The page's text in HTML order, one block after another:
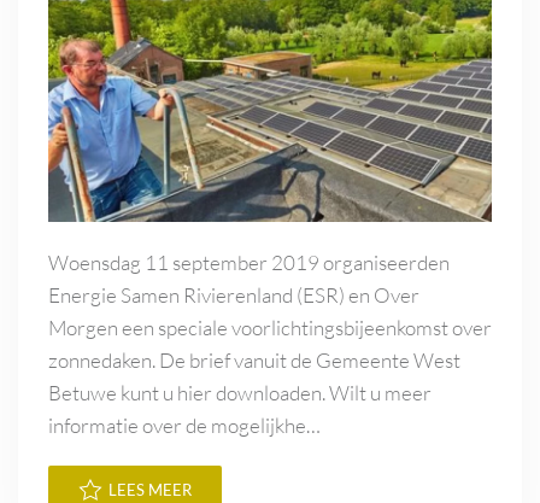
Woensdag 11 september 2019 organiseerden
Energie Samen Rivierenland (ESR) en Over
Morgen een speciale voorlichtingsbijeenkomst over
zonnedaken. De brief vanuit de Gemeente West
Betuwe kunt u hier downloaden. Wilt u meer
informatie over de mogelijkhe…
LEES MEER